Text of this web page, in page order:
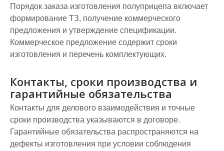
Порядок заказа изготовления полуприцепа включает
формирование ТЗ, получение коммерческого
предложения и утверждение спецификации.
Коммерческое предложение содержит сроки
изготовления и перечень комплектующих.
Контакты, сроки производства и
гарантийные обязательства
Контакты для делового взаимодействия и точные
сроки производства указываются в договоре.
Гарантийные обязательства распространяются на
дефекты изготовления при условии соблюдения